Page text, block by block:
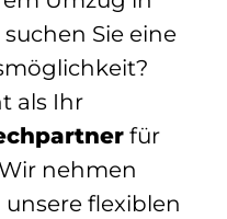
Sie eine
als Ihr
für
nehmen
flexiblen